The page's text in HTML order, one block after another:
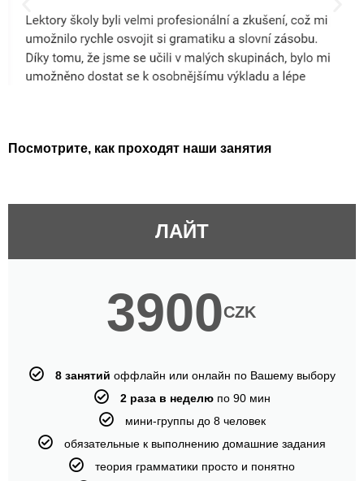
Посмотрите, как проходят наши занятия
ЛАЙТ
3900CZK
8 занятий оффлайн или онлайн по Вашему выбору
2 раза в неделю по 90 мин
мини-группы до 8 человек
обязательные к выполнению домашние задания
теория грамматики просто и понятно